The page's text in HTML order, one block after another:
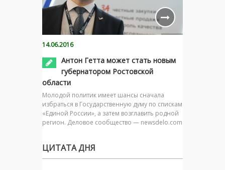
14.06.2016
Антон Гетта может стать новым
губернатором Ростовской
области
Молодой политик имеет шансы сначала
избраться в Государственную думу по спискам
«Единой России», а затем возглавить родной
регион. Деловое сообщество — newsdelo.com
ЦИТАТА ДНЯ